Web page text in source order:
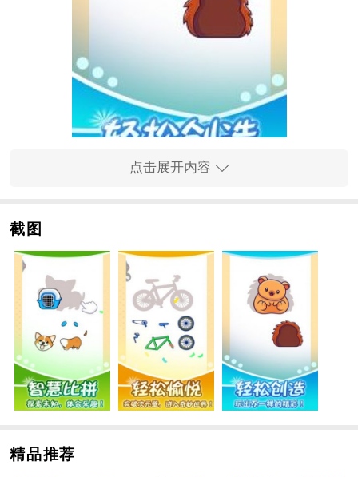
1、海量高清拼图图片，让您爱不释手。
2、支持自定义难度，满足不同水平的玩家需求。
3、手游操作简单，仅需轻触屏幕即可完成拼图。
手游内容
1、拼图主题丰富多彩，包括动物、自然风光、建筑等各
种元素。
2、每个主题都涵盖多个难度等级，从初级到高级，满足
不同玩家的挑战需求。
3、手游内置保存功能，让您随时中断手游，下次开启时
手游亮点
点击展开内容
截图
精品推荐